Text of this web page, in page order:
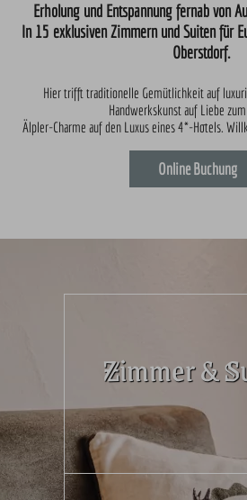
Erholung und Entspannung fernab von
In 15 exklusiven Zimmern und Suiten für
Oberstdorf.
Hier trifft traditionelle Gemütlichkeit auf
Handwerkskunst auf Liebe
Älpler-Charme auf den Luxus eines 4*-Hotels.
Online Buchung
Zimmer &